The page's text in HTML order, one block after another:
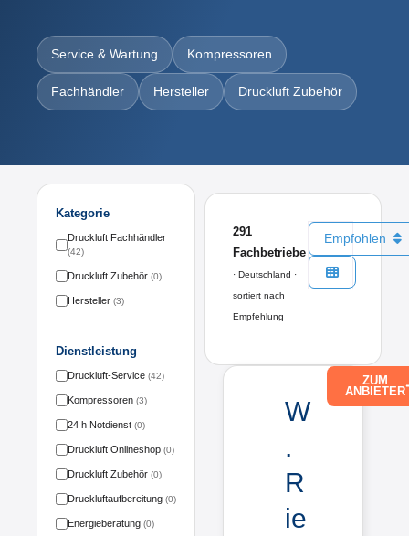
Service & Wartung Kompressoren
Fachhändler Hersteller Druckluft Zubehör
Kategorie
Druckluft Fachhändler
(42)
Druckluft Zubehör (0)
Hersteller (3)
Dienstleistung
Druckluft-Service (42)
Kompressoren (3)
24 h Notdienst (0)
Druckluft Onlineshop (0)
Druckluft Zubehör (0)
Druckluftaufbereitung (0)
Energieberatung (0)
291
Fachbetriebe
· Deutschland ·
sortiert nach
Empfehlung
Empfohlen
W
.
R
ie
ZUM
ANBIETER